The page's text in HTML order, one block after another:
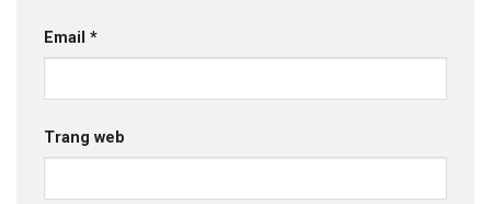
Email *
Trang web